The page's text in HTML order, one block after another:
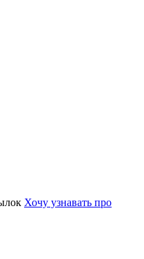
Хочу узнавать про